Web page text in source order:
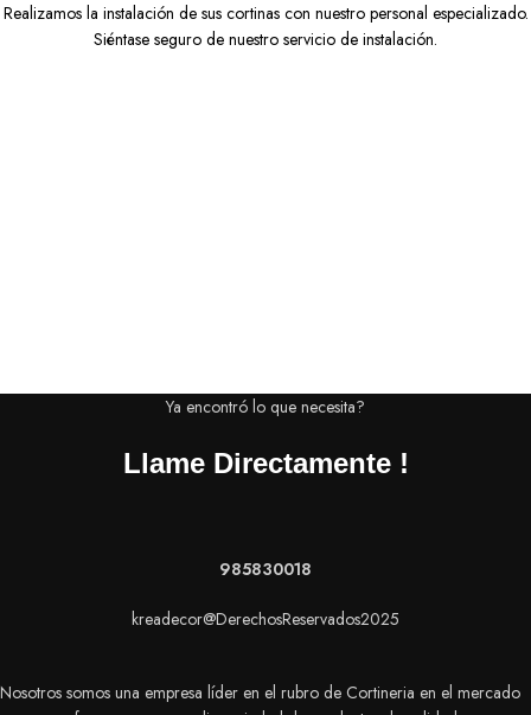
Realizamos la instalación de sus cortinas con nuestro personal especializado.
Siéntase seguro de nuestro servicio de instalación.
Ya encontró lo que necesita?
Llame Directamente !
985830018
kreadecor@DerechosReservados2025
Nosotros somos una empresa líder en el rubro de Cortineria en el mercado